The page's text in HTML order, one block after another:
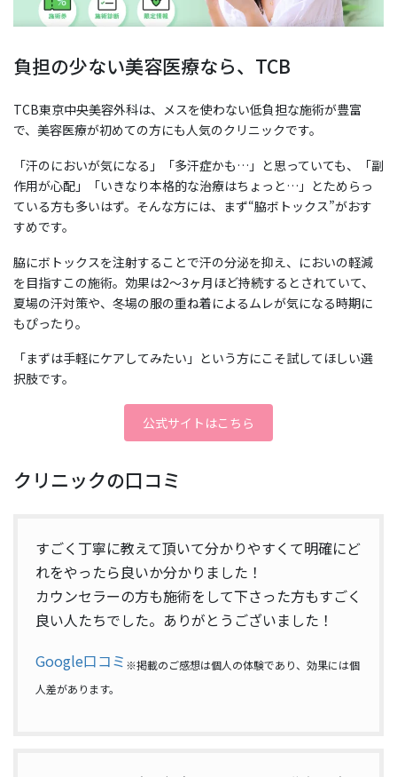
負担の少ない美容医療なら、TCB
TCB東京中央美容外科は、メスを使わない低負担な施術が豊富
で、美容医療が初めての方にも人気のクリニックです。
「汗のにおいが気になる」「多汗症かも…」と思っていても、「副
作用が心配」「いきなり本格的な治療はちょっと…」とためらっ
ている方も多いはず。そんな方には、まず“脇ボトックス”がおす
すめです。
脇にボトックスを注射することで汗の分泌を抑え、においの軽減
を目指すこの施術。効果は2〜3ヶ月ほど持続するとされていて、
夏場の汗対策や、冬場の服の重ね着によるムレが気になる時期に
もぴったり。
「まずは手軽にケアしてみたい」という方にこそ試してほしい選
択肢です。
公式サイトはこちら
クリニックの口コミ
すごく丁寧に教えて頂いて分かりやすくて明確にど
れをやったら良いか分かりました！
カウンセラーの方も施術をして下さった方もすごく
良い人たちでした。ありがとうございました！
Google口コミ ※掲載のご感想は個人の体験であり、効果には個
人差があります。